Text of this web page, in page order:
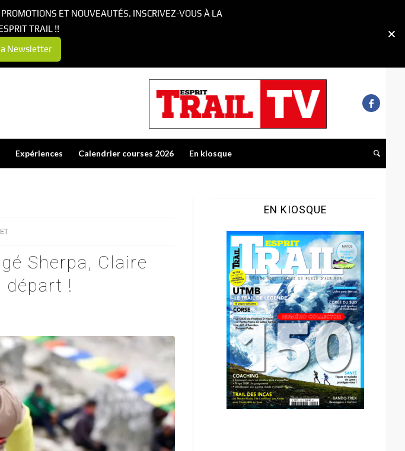
Expériences Calendrier courses 2026 En kiosque
Sherpa, Claire
!
EN KIOSQUE
ET NOUVEAUTÉS. INSCRIVEZ-VOUS À LA
TRAIL !!
Newsletter